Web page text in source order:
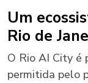
Um
Rio de
O Rio AI City é
permitida pelo